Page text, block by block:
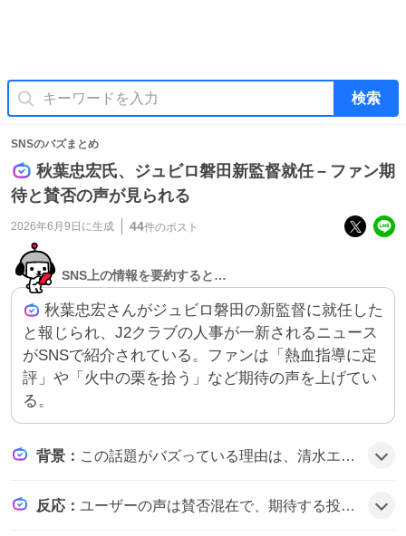
検索
SNSのバズまとめ
秋葉忠宏氏、ジュビロ磐田新監督就任 – ファン期
待と賛否の声が見られる
2026年6月9日 に生成 44件のポスト
SNS上の情報を要約すると…
秋葉忠宏さんがジュビロ磐田の新監督に就任した
と報じられ、J2クラブの人事が一新されるニュース
がSNSで紹介されている。ファンは「熱血指導に定
評」や「火中の栗を拾う」など期待の声を上げてい
る。
背景 ： この話題がバズっている理由は、清水エスパルスとジュビロ磐田という県内ライバル間で監督が移籍するという珍しいケースに加え、秋葉忠宏氏が「サッカー王国」ライバル両クラブを指揮する初の人物となる点が注目を集め、復活への期待感が高まっているためとみられる。
反応 ： ユーザーの声は賛否混在で、期待する投稿や好意的なツイートがある一方で、一部のユーザーは不安や懸念の声を示している。全体的に賛否が交錯する雰囲気が見られる。